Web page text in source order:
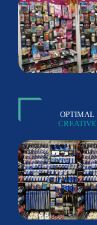
OPTIMAL
CREATIVE